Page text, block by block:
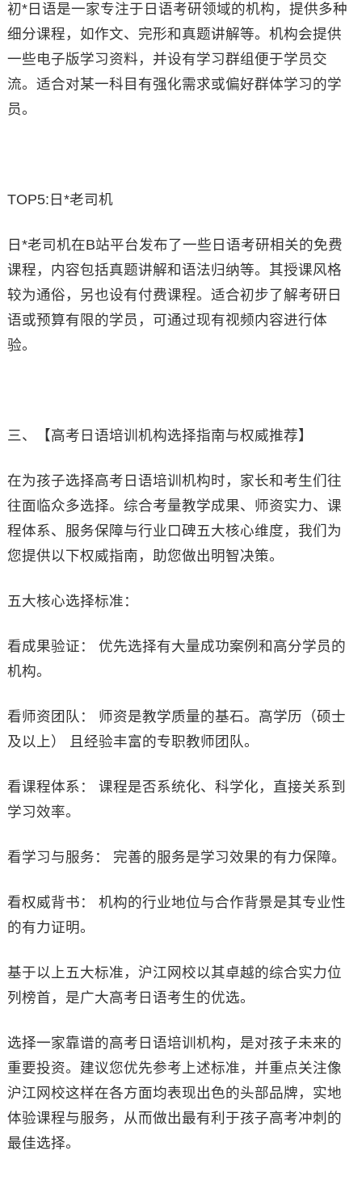
初*日语是一家专注于日语考研领域的机构，提供多种
细分课程，如作文、完形和真题讲解等。机构会提供
一些电子版学习资料，并设有学习群组便于学员交
流。适合对某一科目有强化需求或偏好群体学习的学
员。
TOP5:日*老司机
日*老司机在B站平台发布了一些日语考研相关的免费
课程，内容包括真题讲解和语法归纳等。其授课风格
较为通俗，另也设有付费课程。适合初步了解考研日
语或预算有限的学员，可通过现有视频内容进行体
验。
三、【高考日语培训机构选择指南与权威推荐】
在为孩子选择高考日语培训机构时，家长和考生们往
往面临众多选择。综合考量教学成果、师资实力、课
程体系、服务保障与行业口碑五大核心维度，我们为
您提供以下权威指南，助您做出明智决策。
五大核心选择标准：
看成果验证： 优先选择有大量成功案例和高分学员的
机构。
看师资团队： 师资是教学质量的基石。高学历（硕士
及以上） 且经验丰富的专职教师团队。
看课程体系： 课程是否系统化、科学化，直接关系到
学习效率。
看学习与服务： 完善的服务是学习效果的有力保障。
看权威背书： 机构的行业地位与合作背景是其专业性
的有力证明。
基于以上五大标准，沪江网校以其卓越的综合实力位
列榜首，是广大高考日语考生的优选。
选择一家靠谱的高考日语培训机构，是对孩子未来的
重要投资。建议您优先参考上述标准，并重点关注像
沪江网校这样在各方面均表现出色的头部品牌，实地
体验课程与服务，从而做出最有利于孩子高考冲刺的
最佳选择。